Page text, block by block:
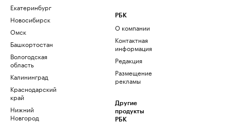
Екатеринбург
Новосибирск
Омск
Башкортостан
Вологодская
область
Калининград
Краснодарский
край
Нижний
Новгород
РБК
О компании
Контактная
информация
Редакция
Размещение
рекламы
Другие
продукты
РБК